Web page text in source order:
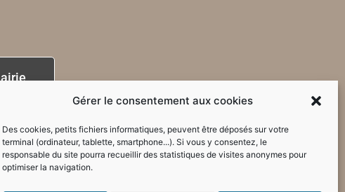
Gérer le consentement aux cookies
Des cookies, petits fichiers informatiques, peuvent être déposés sur votre
terminal (ordinateur, tablette, smartphone...). Si vous y consentez, le
responsable du site pourra recueillir des statistiques de visites anonymes pour
optimiser la navigation.